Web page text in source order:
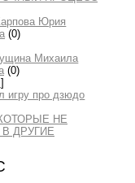
Юрия
(0)
Михаила
(0)
]
игру про дзюдо
НЕ
ДРУГИЕ